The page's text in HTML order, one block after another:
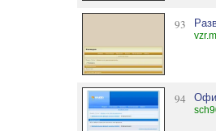
93
94